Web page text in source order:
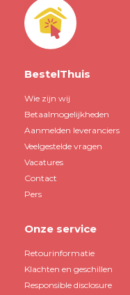
BestelThuis
Wie zijn wij
Betaalmogelijkheden
Aanmelden leveranciers
Veelgestelde vragen
Vacatures
Contact
Pers
Onze service
Retourinformatie
Klachten en geschillen
Responsible disclosure